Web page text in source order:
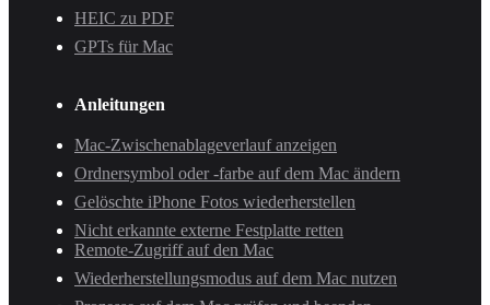
HEIC zu PDF
GPTs für Mac
Anleitungen
Mac-Zwischenablageverlauf anzeigen
Ordnersymbol oder -farbe auf dem Mac ändern
Gelöschte iPhone Fotos wiederherstellen
Nicht erkannte externe Festplatte retten
Remote-Zugriff auf den Mac
Wiederherstellungsmodus auf dem Mac nutzen